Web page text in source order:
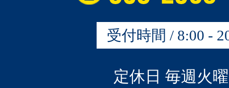
受付時間 / 8:00 -
定休日 毎週火